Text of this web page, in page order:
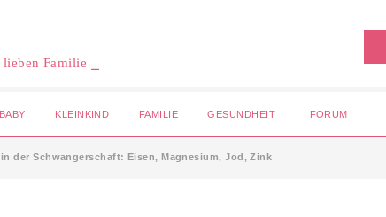
lieben Familie ⎯
BABY KLEINKIND FAMILIE GESUNDHEIT FORUM
der Schwangerschaft: Eisen, Magnesium, Jod, Zink